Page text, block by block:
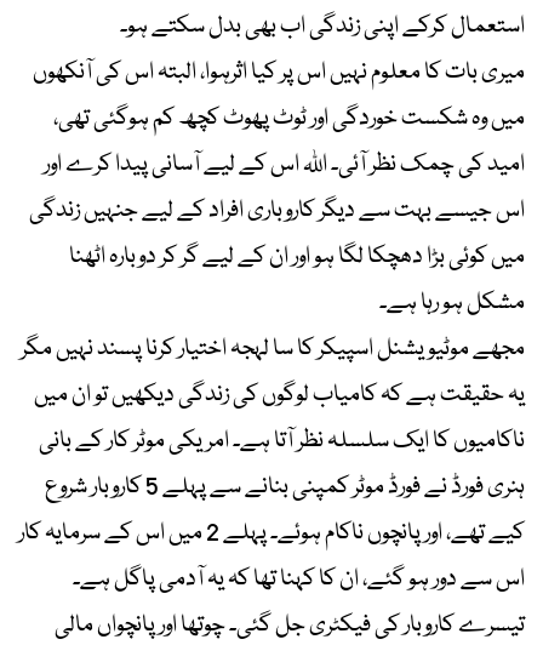
استعمال کرکے اپنی زندگی اب بھی بدل سکتے ہو۔
میری بات کا معلوم نہیں اس پر کیا اثرہوا، البتہ اس کی آنکھوں
میں وہ شکست خوردگی اور ٹوٹ پھوٹ کچھ کم ہوگئی تھی،
امید کی چمک نظر آئی۔ اللہ اس کے لیے آسانی پیدا کرے اور
اس جیسے بہت سے دیگر کاروباری افراد کے لیے جنہیں زندگی
میں کوئی بڑا دھچکا لگا ہو اور ان کے لیے گر کر دوبارہ اٹھنا
مشکل ہو رہا ہے۔
مجھے موٹیویشنل اسپیکر کا سا لہجہ اختیار کرنا پسند نہیں مگر
یہ حقیقت ہے کہ کامیاب لوگوں کی زندگی دیکھیں تو ان میں
ناکامیوں کا ایک سلسلہ نظر آتا ہے۔ امریکی موٹر کار کے بانی
ہنری فورڈ نے فورڈ موٹر کمپنی بنانے سے پہلے 5 کاروبار شروع
کیے تھے، اور پانچوں ناکام ہوئے۔ پہلے 2 میں اس کے سرمایہ کار
اس سے دور ہو گئے، ان کا کہنا تھا کہ یہ آدمی پاگل ہے۔
تیسرے کاروبار کی فیکٹری جل گئی۔ چوتھا اور پانچواں مالی